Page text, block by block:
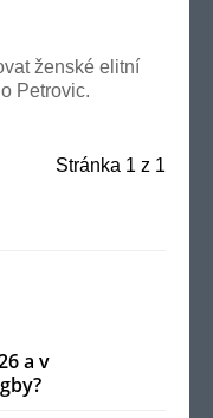
ženské elitní
Petrovic.
Stránka 1 z 1
a v